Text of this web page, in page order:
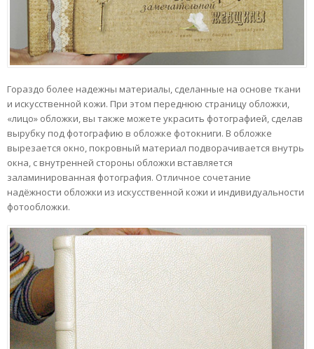
Гораздо более надежны материалы, сделанные на основе ткани
и искусственной кожи. При этом переднюю страницу обложки,
«лицо» обложки, вы также можете украсить фотографией, сделав
вырубку под фотографию в обложке фотокниги. В обложке
вырезается окно, покровный материал подворачивается внутрь
окна, с внутренней стороны обложки вставляется
заламинированная фотография. Отличное сочетание
надёжности обложки из искусственной кожи и индивидуальности
фотообложки.